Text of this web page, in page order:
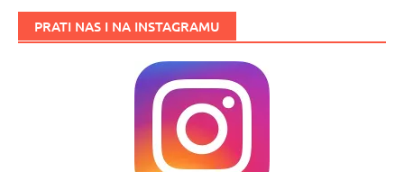
PRATI NAS I NA INSTAGRAMU